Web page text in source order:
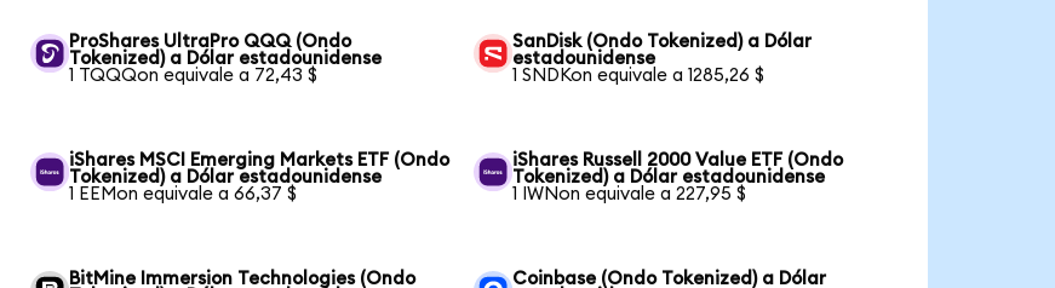
ProShares UltraPro QQQ (Ondo
Tokenized) a Dólar estadounidense
1 TQQQon equivale a 72,43 $
SanDisk (Ondo Tokenized) a Dólar
estadounidense
1 SNDKon equivale a 1285,26 $
iShares MSCI Emerging Markets ETF (Ondo
Tokenized) a Dólar estadounidense
1 EEMon equivale a 66,37 $
iShares Russell 2000 Value ETF (Ondo
Tokenized) a Dólar estadounidense
1 IWNon equivale a 227,95 $
BitMine Immersion Technologies (Ondo
Coinbase (Ondo Tokenized) a Dólar